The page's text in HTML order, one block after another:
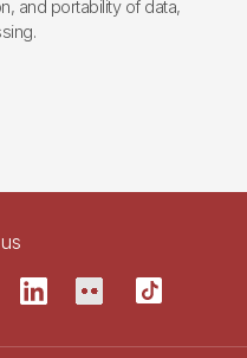
and portability of data,